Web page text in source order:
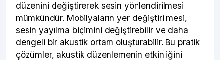
düzenini değiştirerek sesin yönlendirilmesi
mümkündür. Mobilyaların yer değiştirilmesi,
sesin yayılma biçimini değiştirebilir ve daha
dengeli bir akustik ortam oluşturabilir. Bu pratik
çözümler, akustik düzenlemenin etkinliğini